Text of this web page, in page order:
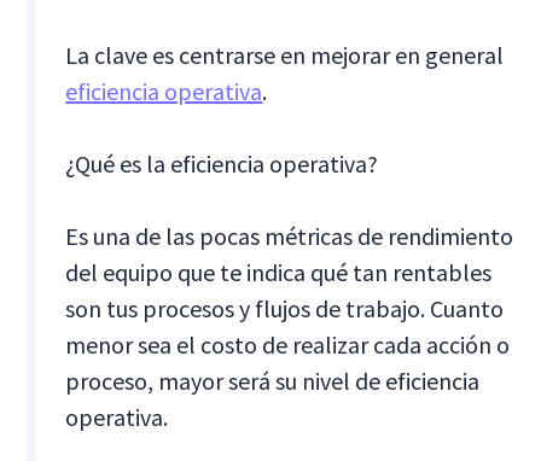
La clave es centrarse en mejorar en general
eficiencia operativa.
¿Qué es la eficiencia operativa?
Es una de las pocas métricas de rendimiento
del equipo que te indica qué tan rentables
son tus procesos y flujos de trabajo. Cuanto
menor sea el costo de realizar cada acción o
proceso, mayor será su nivel de eficiencia
operativa.